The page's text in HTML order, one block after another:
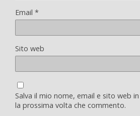
Email *
Sito web
Salva il mio nome, email e sito web
la prossima volta che commento.